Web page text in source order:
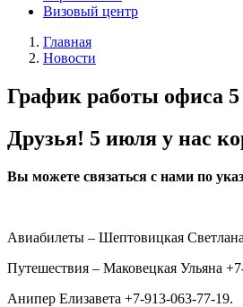
Визовый центр
Главная
Новости
График работы офиса
Друзья! 5 июля у нас
Вы можете связаться с нами по
Авиабилеты – Шептовицкая
Путешествия – Маковецкая Ульяна
Анипер Елизавета +7-913-063-77-19.